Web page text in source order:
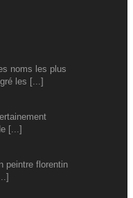
noms les plus
les [...]
[...]
peintre florentin